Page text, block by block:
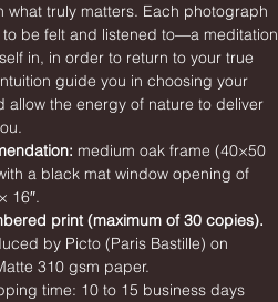
what truly matters. Each photograph
to be felt and listened to—a meditation
in, in order to return to your true
guide you in choosing your
allow the energy of nature to deliver
medium oak frame (40×50
a black mat window opening of
16″.
print (maximum of 30 copies).
by Picto (Paris Bastille) on
310 gsm paper.
time: 10 to 15 business days